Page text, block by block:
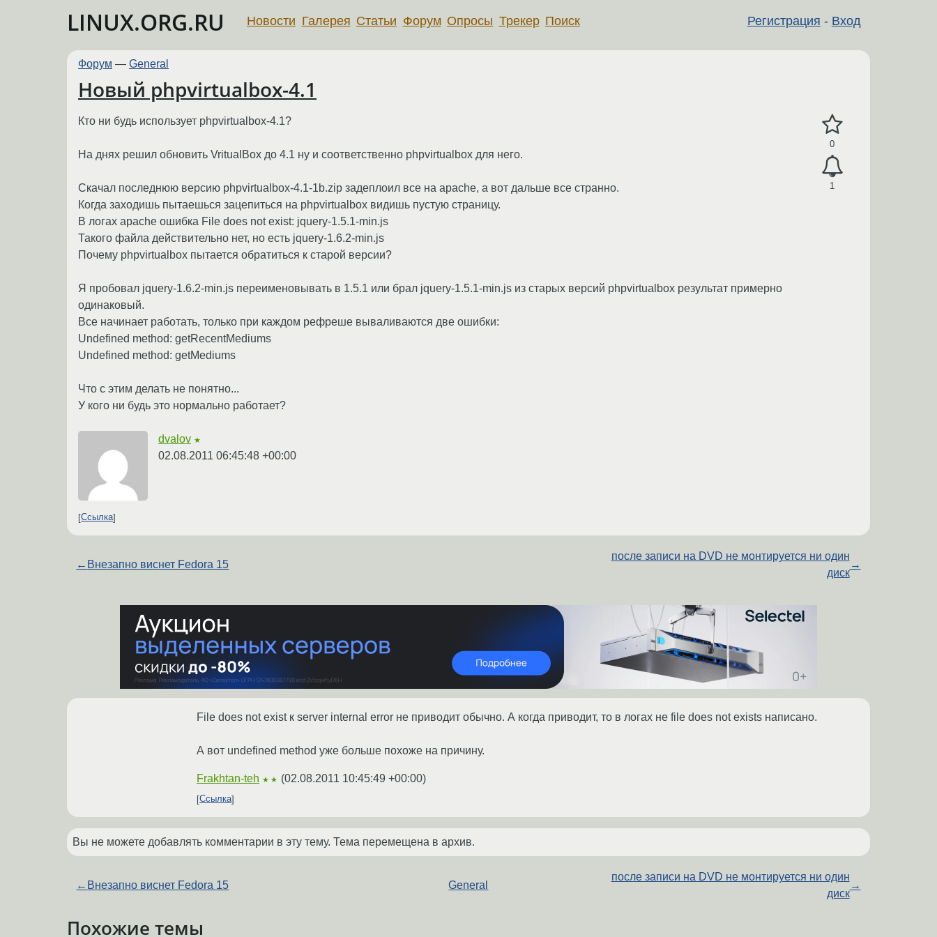
LINUX.ORG.RU Регистрация - Вход
Новости Галерея Статьи Форум Опросы Трекер Поиск
Форум — General
Новый phpvirtualbox-4.1
0
1
Кто ни будь использует phpvirtualbox-4.1?
На днях решил обновить VritualBox до 4.1 ну и соответственно phpvirtualbox для него.
Скачал последнюю версию phpvirtualbox-4.1-1b.zip задеплоил все на apache, а вот дальше все странно.
Когда заходишь пытаешься зацепиться на phpvirtualbox видишь пустую страницу.
В логах apache ошибка File does not exist: jquery-1.5.1-min.js
Такого файла действительно нет, но есть jquery-1.6.2-min.js
Почему phpvirtualbox пытается обратиться к старой версии?
Я пробовал jquery-1.6.2-min.js переименовывать в 1.5.1 или брал jquery-1.5.1-min.js из старых версий phpvirtualbox результат примерно
одинаковый.
Все начинает работать, только при каждом рефреше вываливаются две ошибки:
Undefined method: getRecentMediums
Undefined method: getMediums
Что с этим делать не понятно...
У кого ни будь это нормально работает?
dvalov ★
02.08.2011 06:45:48 +00:00
Ссылка
← Внезапно виснет Fedora 15
после записи на DVD не монтируется ни один
диск
→
File does not exist к server internal error не приводит обычно. А когда приводит, то в логах не file does not exists написано.
А вот undefined method уже больше похоже на причину.
Frakhtan-teh ★★ (02.08.2011 10:45:49 +00:00)
Ссылка
Вы не можете добавлять комментарии в эту тему. Тема перемещена в архив.
← Внезапно виснет Fedora 15 General
после записи на DVD не монтируется ни один
диск
→
Похожие темы